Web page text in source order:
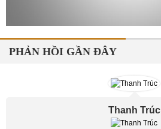
PHẢN HỒI GẦN ĐÂY
Thanh Trúc